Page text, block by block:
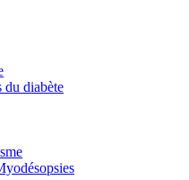
du diabète